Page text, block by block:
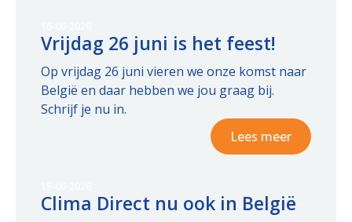
Vrijdag 26 juni is het feest!
Op vrijdag 26 juni vieren we onze komst naar
België en daar hebben we jou graag bij.
Schrijf je nu in.
Lees meer
Clima Direct nu ook in België